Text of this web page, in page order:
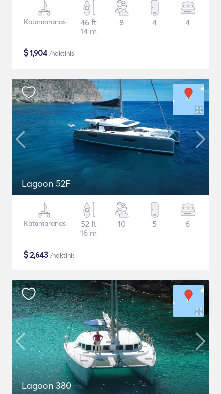
Katamaranas
46 ft
14 m
8 4 4
$1,904/naktinis
Lagoon 52F
Katamaranas
52 ft
16 m
10 5 6
$2,643 /naktinis
Lagoon 380